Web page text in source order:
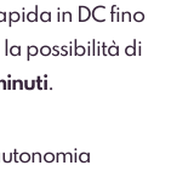
in DC fino
la possibilità di
.